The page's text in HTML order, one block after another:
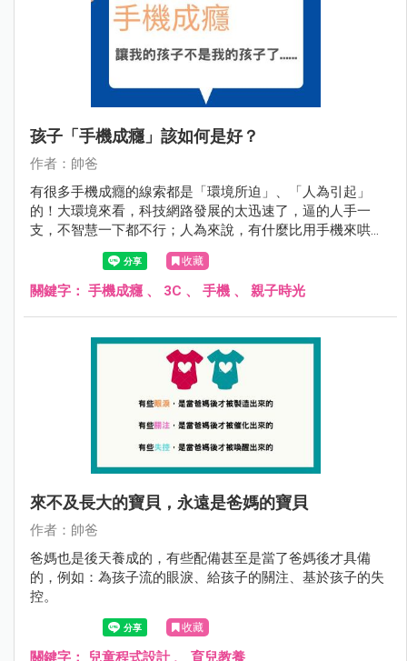
孩子「手機成癮」該如何是好？
作者：帥爸
有很多手機成癮的線索都是「環境所迫」、「人為引起」
的！大環境來看，科技網路發展的太迅速了，逼的人手一
支，不智慧一下都不行；人為來說，有什麼比用手機來哄孩
子覺得經濟又便利嗎？況且手機還不會罷工、喊累呢！即便
大環境和人為所迫，但總有辦法可以降低孩子對手機的上癮
依賴程度。
收藏
關鍵字： 手機成癮 、 3C 、 手機 、 親子時光
來不及長大的寶貝，永遠是爸媽的寶貝
作者：帥爸
爸媽也是後天養成的，有些配備甚至是當了爸媽後才具備
的，例如：為孩子流的眼淚、給孩子的關注、基於孩子的失
控。
收藏
關鍵字： 兒童程式設計、 育兒教養